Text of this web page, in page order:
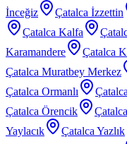
İnceğiz
Çatalca İzzettin
Çatalca Kalfa
Karamandere
Çatalca
Çatalca Muratbey Merkez
Çatalca Ormanlı
Çatalca Örencik
Yaylacık
Çatalca Yazlık